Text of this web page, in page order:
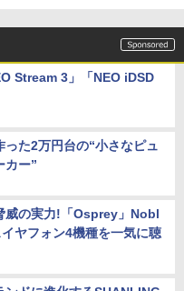
Stream 3」「NEO iDSD
った2万円台の“小さなピュ
カー”
威の実力!「Osprey」Nobl
ヤフォン4機種を一気に聴